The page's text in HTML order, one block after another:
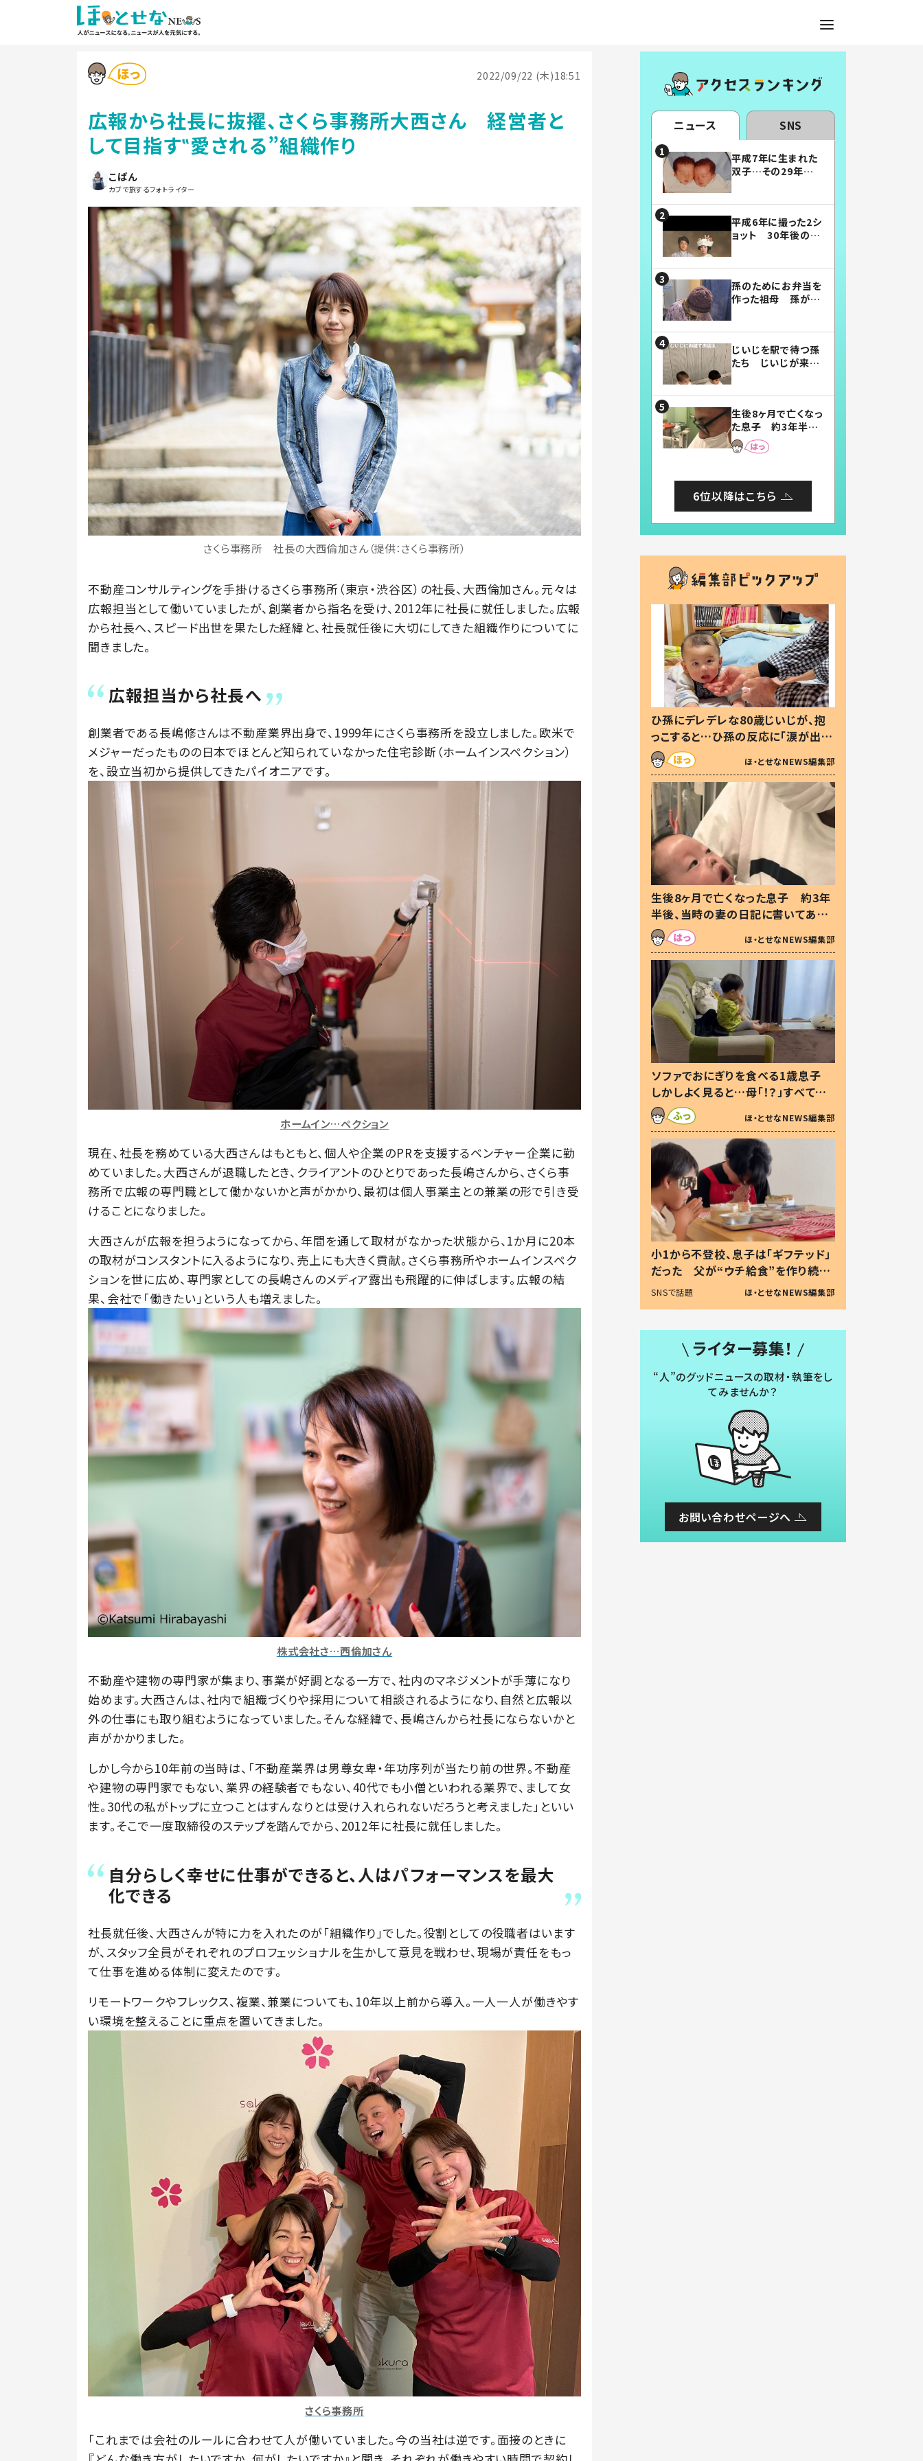
2022/09/22 (木)18:51
広報から社長に抜擢、さくら事務所大西さん 経営者と
して目指す‟愛される”組織作り
こばん
カブで旅するフォトライター
さくら事務所 社長の大西倫加さん（提供：さくら事務所）
不動産コンサルティングを手掛けるさくら事務所（東京・渋谷区）の社長、大西倫加さん。元々は
広報担当として働いていましたが、創業者から指名を受け、2012年に社長に就任しました。広報
から社長へ、スピード出世を果たした経緯と、社長就任後に大切にしてきた組織作りについてに
聞きました。
広報担当から社長へ
創業者である長嶋修さんは不動産業界出身で、1999年にさくら事務所を設立しました。欧米で
メジャーだったものの日本でほとんど知られていなかった住宅診断（ホームインスペクション）
を、設立当初から提供してきたパイオニアです。
ホームイン…ペクション
現在、社長を務めている大西さんはもともと、個人や企業のPRを支援するベンチャー企業に勤
めていました。大西さんが退職したとき、クライアントのひとりであった長嶋さんから、さくら事
務所で広報の専門職として働かないかと声がかかり、最初は個人事業主との兼業の形で引き受
けることになりました。
大西さんが広報を担うようになってから、年間を通して取材がなかった状態から、1か月に20本
の取材がコンスタントに入るようになり、売上にも大きく貢献。さくら事務所やホームインスペク
ションを世に広め、専門家としての長嶋さんのメディア露出も飛躍的に伸ばします。広報の結
果、会社で「働きたい」という人も増えました。
株式会社さ…西倫加さん
不動産や建物の専門家が集まり、事業が好調となる一方で、社内のマネジメントが手薄になり
始めます。大西さんは、社内で組織づくりや採用について相談されるようになり、自然と広報以
外の仕事にも取り組むようになっていました。そんな経緯で、長嶋さんから社長にならないかと
声がかかりました。
しかし今から10年前の当時は、「不動産業界は男尊女卑・年功序列が当たり前の世界。不動産
や建物の専門家でもない、業界の経験者でもない、40代でも小僧といわれる業界で、まして女
性。30代の私がトップに立つことはすんなりとは受け入れられないだろうと考えました」といい
ます。そこで一度取締役のステップを踏んでから、2012年に社長に就任しました。
自分らしく幸せに仕事ができると、人はパフォーマンスを最大
化できる
社長就任後、大西さんが特に力を入れたのが「組織作り」でした。役割としての役職者はいます
が、スタッフ全員がそれぞれのプロフェッショナルを生かして意見を戦わせ、現場が責任をもっ
て仕事を進める体制に変えたのです。
リモートワークやフレックス、複業、兼業についても、10年以上前から導入。一人一人が働きやす
い環境を整えることに重点を置いてきました。
さくら事務所
「これまでは会社のルールに合わせて人が働いていました。今の当社は逆です。面接のときに
ニュース SNS
平成7年に生まれた
双子…その29年後
平成6年に撮った2シ
ョット 30年後の姿
孫のためにお弁当を
作った祖母 孫が絶
じいじを駅で待つ孫
たち じいじが来た
まらない」「幸せにな
れる」
生後8ヶ月で亡くなっ
た息子 約3年半
後、当時の妻の日記
に書いてあった本音
6位以降はこちら
ひ孫にデレデレな80歳じいじが、抱
っこすると…ひ孫の反応に「涙が出ま
した」「可愛くて仕方ない」
ほ・とせなNEWS編集部
生後8ヶ月で亡くなった息子 約3年
半後、当時の妻の日記に書いてあっ
た本音とは
ほ・とせなNEWS編集部
ソファでおにぎりを食べる1歳息子
しかしよく見ると…母「！？」すべてを
察した母の投稿に「可愛いから許
す！」「現行犯〜」
ほ・とせなNEWS編集部
小1から不登校、息子は「ギフテッド」
だった 父が“ウチ給食”を作り続け
る理由とは #令和の親 #令和の子
SNSで話題 ほ・とせなNEWS編集部
ライター募集！
“人”のグッドニュースの取材・執筆をし
てみませんか？
お問い合わせページへ